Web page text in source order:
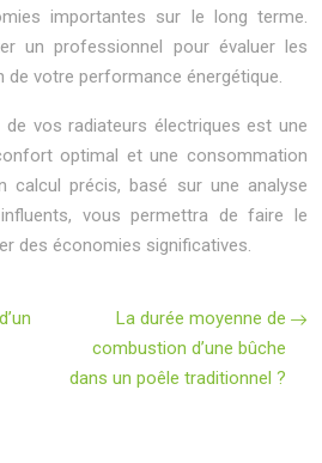
importantes sur le long terme.
un professionnel pour évaluer les
de votre performance énergétique.
vos radiateurs électriques est une
optimal et une consommation
calcul précis, basé sur une analyse
vous permettra de faire le
des économies significatives.
La durée moyenne de
combustion d’une bûche
dans un poêle traditionnel ?